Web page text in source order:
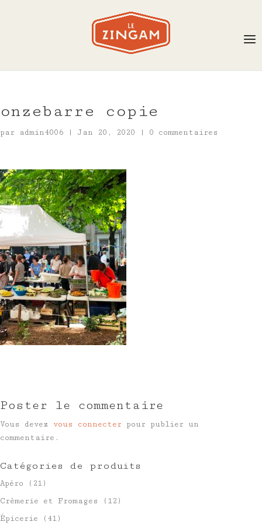
onzebarre copie
par admin4006 | Jan 20, 2020 | 0 commentaires
Poster le commentaire
Vous devez vous connecter pour publier un
commentaire.
Catégories de produits
Apéro
(21)
Crèmerie et Fromages
(12)
Épicerie
(41)